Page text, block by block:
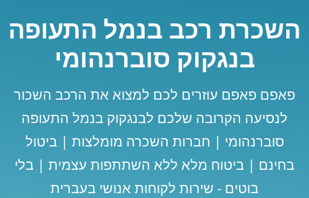
השכרת רכב בנמל התעופה
בנגקוק סוברנהומי
פאפם פאפם עוזרים לכם למצוא את הרכב השכור
לנסיעה הקרובה שלכם לבנגקוק בנמל התעופה
סוברנהומי | חברות השכרה מומלצות | ביטול
בחינם | ביטוח מלא ללא השתתפות עצמית | בלי
בוטים - שירות לקוחות אנושי בעברית